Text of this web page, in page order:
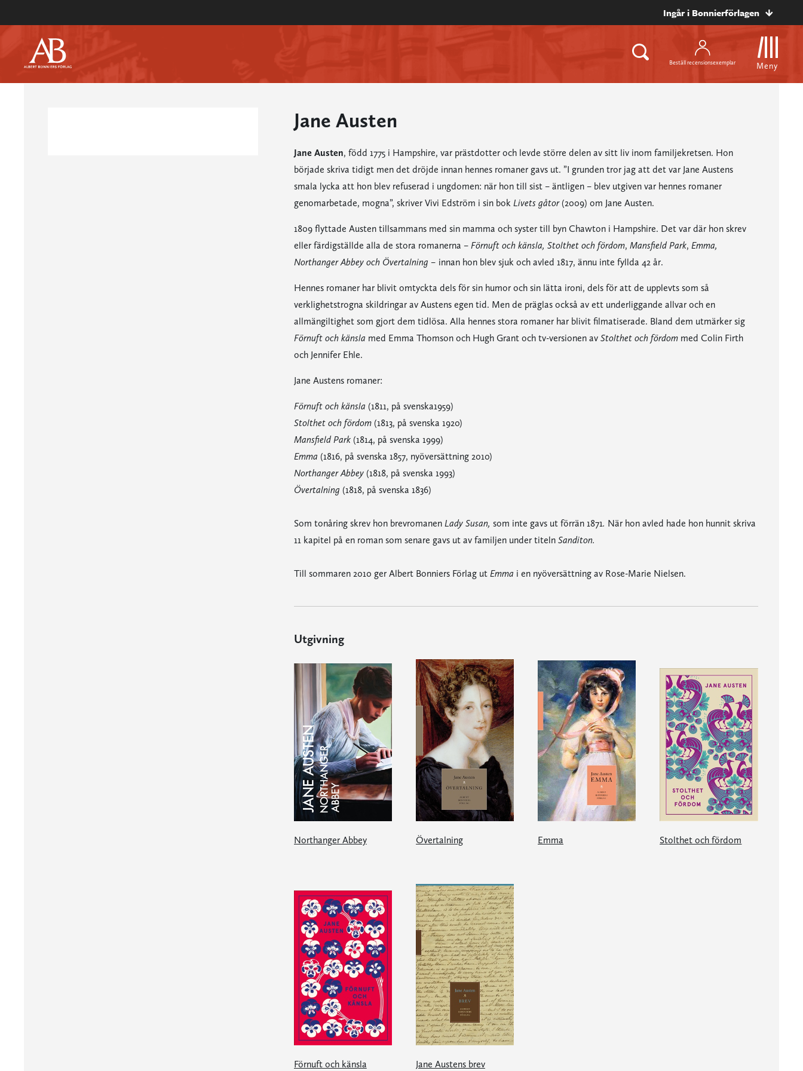
Ingår i Bonnierförlagen
Beställ recensionsexemplar Meny
Jane Austen
Jane Austen, född 1775 i Hampshire, var prästdotter och levde större delen av sitt liv inom familjekretsen. Hon
började skriva tidigt men det dröjde innan hennes romaner gavs ut. ”I grunden tror jag att det var Jane Austens
smala lycka att hon blev refuserad i ungdomen: när hon till sist – äntligen – blev utgiven var hennes romaner
genomarbetade, mogna”, skriver Vivi Edström i sin bok Livets gåtor(2009) om Jane Austen.
1809 flyttade Austen tillsammans med sin mamma och syster till byn Chawton i Hampshire. Det var där hon skrev
eller färdigställde alla de stora romanerna – Förnuft och känsla, Stolthet och fördom, Mansfield Park, Emma,
Northanger Abbey och Övertalning – innan hon blev sjuk och avled 1817, ännu inte fyllda 42 år.
Hennes romaner har blivit omtyckta dels för sin humor och sin lätta ironi, dels för att de upplevts som så
verklighetstrogna skildringar av Austens egen tid. Men de präglas också av ett underliggande allvar och en
allmängiltighet som gjort dem tidlösa. Alla hennes stora romaner har blivit filmatiserade. Bland dem utmärker sig
Förnuft och känsla med Emma Thomson och Hugh Grant och tv-versionen av Stolthet och fördom med Colin Firth
och Jennifer Ehle.
Jane Austens romaner:
Förnuft och känsla (1811, på svenska1959)
Stolthet och fördom(1813, på svenska 1920)
Mansfield Park(1814, på svenska 1999)
Emma (1816, på svenska 1857, nyöversättning 2010)
Northanger Abbey (1818, på svenska 1993)
Övertalning (1818, på svenska 1836)
Som tonåring skrev hon brevromanen Lady Susan, som inte gavs ut förrän 1871. När hon avled hade hon hunnit skriva
11 kapitel på en roman som senare gavs ut av familjen under titeln Sanditon.
Till sommaren 2010 ger Albert Bonniers Förlag ut Emma i en nyöversättning av Rose-Marie Nielsen.
Utgivning
Northanger Abbey Övertalning Emma Stolthet och fördom
Förnuft och känsla Jane Austens brev